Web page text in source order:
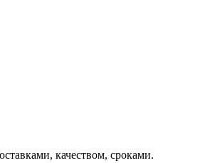
качеством, сроками.